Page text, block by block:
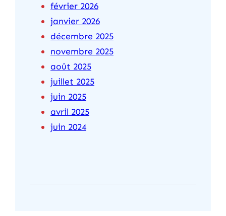
février 2026
janvier 2026
décembre 2025
novembre 2025
août 2025
juillet 2025
juin 2025
avril 2025
juin 2024